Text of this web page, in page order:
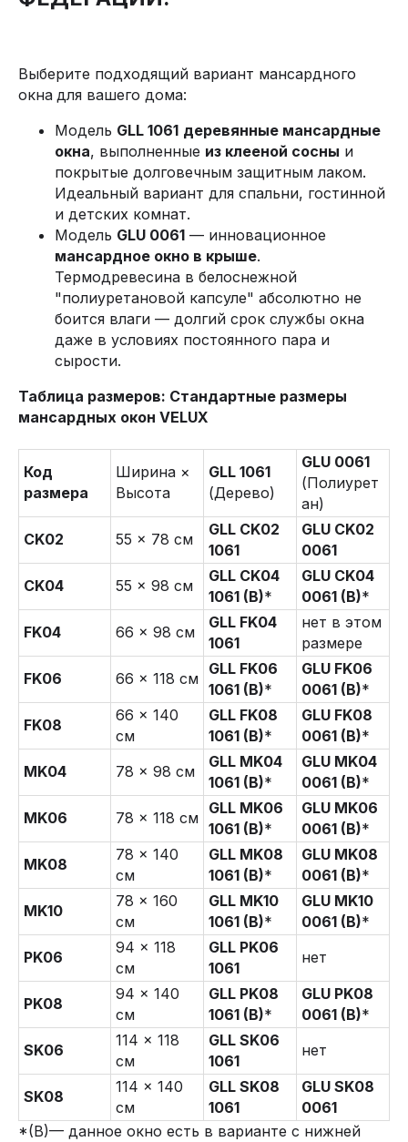
Выберите подходящий вариант мансардного
окна для вашего дома:
Модель GLL 1061 деревянные мансардные
окна, выполненные из клееной сосны и
покрытые долговечным защитным лаком.
Идеальный вариант для спальни, гостинной
и детских комнат.
Модель GLU 0061 — инновационное
мансардное окно в крыше.
Термодревесина в белоснежной
"полиуретановой капсуле" абсолютно не
боится влаги — долгий срок службы окна
даже в условиях постоянного пара и
сырости.
Таблица размеров: Стандартные размеры
мансардных окон VELUX
Код
размера
Ширина ×
Высота
GLL 1061
(Дерево)
GLU 0061
(Полиурет
ан)
CK02
55 × 78 см
GLL CK02
1061
GLU CK02
0061
CK04
55 × 98 см
GLL CK04
1061 (B)*
GLU CK04
0061 (B)*
FK04
66 × 98 см
GLL FK04
1061
нет в этом
размере
FK06
66 × 118 см
GLL FK06
1061 (B)*
GLU FK06
0061 (B)*
FK08
66 × 140
см
GLL FK08
1061 (B)*
GLU FK08
0061 (B)*
MK04
78 × 98 см
GLL MK04
1061 (B)*
GLU MK04
0061 (B)*
MK06
78 × 118 см
GLL MK06
1061 (B)*
GLU MK06
0061 (B)*
MK08
78 × 140
см
GLL MK08
1061 (B)*
GLU MK08
0061 (B)*
MK10
78 × 160
см
GLL MK10
1061 (B)*
GLU MK10
0061 (B)*
PK06
94 × 118
см
GLL PK06
1061
нет
PK08
94 × 140
см
GLL PK08
1061 (B)*
GLU PK08
0061 (B)*
SK06
114 × 118
см
GLL SK06
1061
нет
SK08
114 × 140
см
GLL SK08
1061
GLU SK08
0061
*(B)— данное окно есть в варианте с нижней